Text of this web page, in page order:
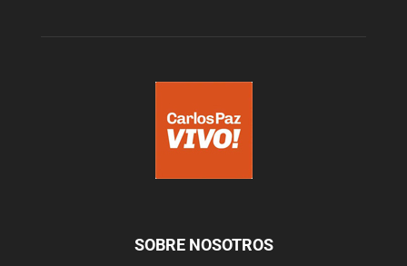
SOBRE NOSOTROS